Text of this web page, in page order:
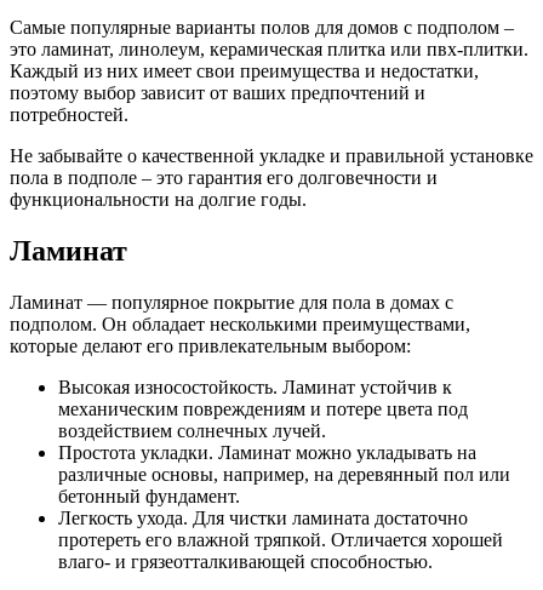
Самые популярные варианты полов для домов с подполом –
это ламинат, линолеум, керамическая плитка или пвх-плитки.
Каждый из них имеет свои преимущества и недостатки,
поэтому выбор зависит от ваших предпочтений и
потребностей.
Не забывайте о качественной укладке и правильной установке
пола в подполе – это гарантия его долговечности и
функциональности на долгие годы.
Ламинат
Ламинат — популярное покрытие для пола в домах с
подполом. Он обладает несколькими преимуществами,
которые делают его привлекательным выбором:
Высокая износостойкость. Ламинат устойчив к
механическим повреждениям и потере цвета под
воздействием солнечных лучей.
Простота укладки. Ламинат можно укладывать на
различные основы, например, на деревянный пол или
бетонный фундамент.
Легкость ухода. Для чистки ламината достаточно
протереть его влажной тряпкой. Отличается хорошей
влаго- и грязеотталкивающей способностью.